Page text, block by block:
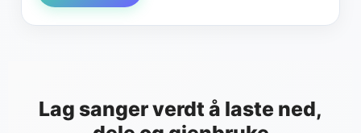
Lag sanger verdt å laste ned,